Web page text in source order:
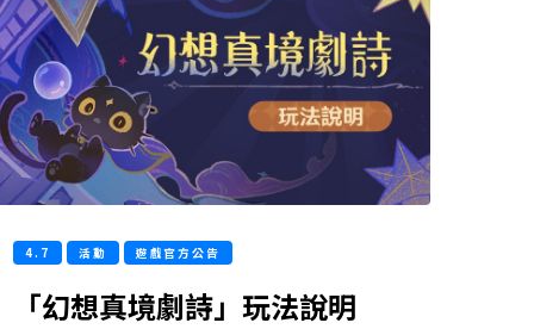
4.7 活動 遊戲官方公告
「幻想真境劇詩」玩法說明